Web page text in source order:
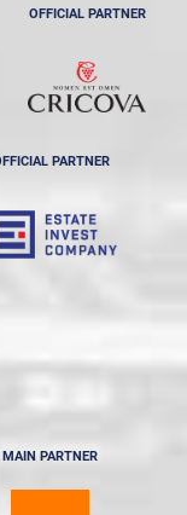
OFFICIAL PARTNER
PARTNER
MAIN PARTNER